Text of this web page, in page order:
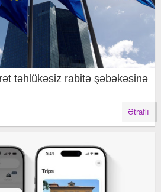
təhlükəsiz rabitə şəbəkəsinə
Ətraflı